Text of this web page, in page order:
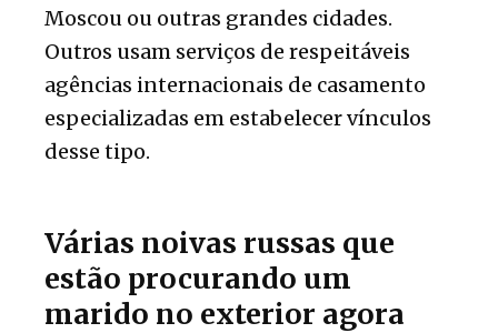
Moscou ou outras grandes cidades.
Outros usam serviços de respeitáveis
agências internacionais de casamento
especializadas em estabelecer vínculos
desse tipo.
Várias noivas russas que
estão procurando um
marido no exterior agora